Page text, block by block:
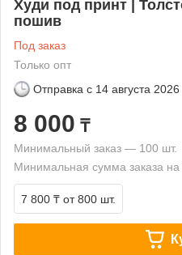
Худи под принт |
пошив
Под заказ
Только опт
Отправка с 14 августа 2026
8 000 ₸
Минимальный заказ — 100 шт.
Минимальная сумма заказа
7 800 ₸ от 800 шт.